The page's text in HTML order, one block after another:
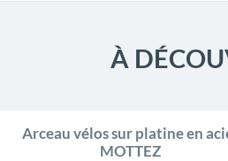
À
Arceau vélos sur platine en
MOTTEZ